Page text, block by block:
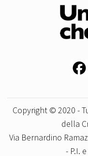
Copyright © 2020 -
della
Via Bernardino
- P.I.